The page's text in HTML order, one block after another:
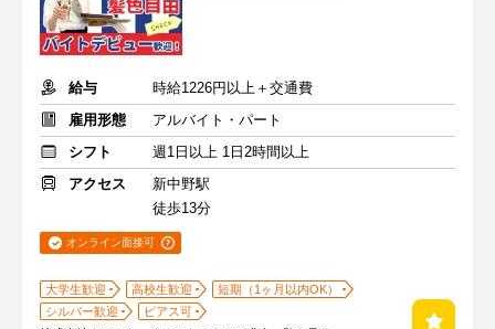
給与
時給1226円以上＋交通費
雇用形態
アルバイト・パート
シフト
週1日以上 1日2時間以上
アクセス
新中野駅
徒歩13分
オンライン面接可
大学生歓迎 高校生歓迎
短期（1ヶ月以内OK）
シルバー歓迎
ピアス可